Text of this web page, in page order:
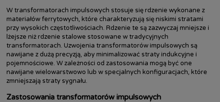
W transformatorach impulsowych stosuje się rdzenie wykonane z
materiałów ferrytowych, które charakteryzują się niskimi stratami
przy wysokich częstotliwościach. Rdzenie te są zazwyczaj mniejsze i
lżejsze niż rdzenie stalowe stosowane w tradycyjnych
transformatorach. Uzwojenia transformatorów impulsowych są
nawijane z dużą precyzją, aby minimalizować straty indukcyjne i
pojemnościowe. W zależności od zastosowania mogą być one
nawijane wielowarstwowo lub w specjalnych konfiguracjach, które
zmniejszają straty sygnału.
Zastosowania transformatorów impulsowych